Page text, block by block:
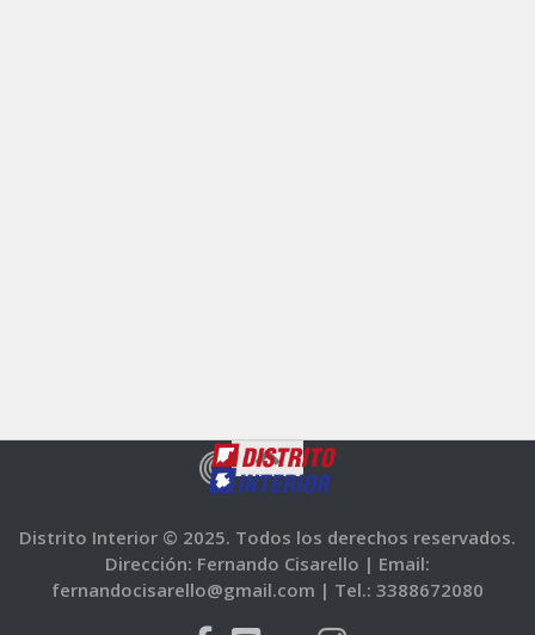
Distrito Interior © 2025. Todos los derechos reservados.
Dirección: Fernando Cisarello | Email:
fernandocisarello@gmail.com | Tel.: 3388672080